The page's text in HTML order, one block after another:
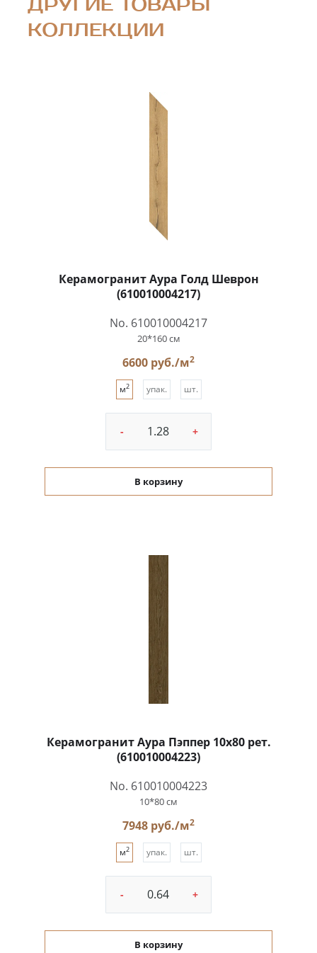
КОЛЛЕКЦИИ
Керамогранит Аура Голд Шеврон
(610010004217)
No. 610010004217
20*160 см
6600 руб./м2
м2 упак. шт.
- +
В корзину
Керамогранит Аура Пэппер 10x80 рет.
(610010004223)
No. 610010004223
10*80 см
7948 руб./м2
м2 упак. шт.
- +
В корзину